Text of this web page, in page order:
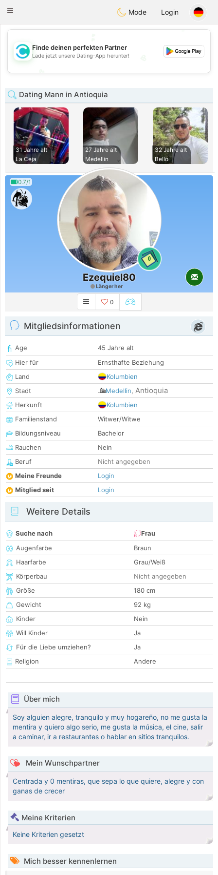
olombiaCitas
Toggle
Mode Login
💕
Finde deinen perfekten Partner
Lade jetzt unsere Dating-App herunter!
Dating Mann in Antioquia
31 Jahre alt
La Ceja
27 Jahre alt
Medellin
32 Jahre alt
Bello
0.7/1
0
Ezequiel80
Länger her
0
Mitgliedsinformationen
Age
45 Jahre alt
Hier für
Ernsthafte Beziehung
Land
Kolumbien
Stadt
Medellin, Antioquia
Herkunft
Kolumbien
Familienstand
Witwer/Witwe
Bildungsniveau
Bachelor
Rauchen
Nein
Beruf
Nicht angegeben
Meine Freunde
Login
Mitglied seit
Login
Weitere Details
Suche nach
Frau
Augenfarbe
Braun
Haarfarbe
Grau/Weiß
Körperbau
Nicht angegeben
Größe
180 cm
Gewicht
92 kg
Kinder
Nein
Will Kinder
Ja
Für die Liebe umziehen?
Ja
Religion
Andere
Über mich
Soy alguien alegre, tranquilo y muy hogareño, no me gusta la
mentira y quiero algo serio, me gusta la música, el cine, salir
a caminar, ir a restaurantes o hablar en sitios tranquilos.
Mein Wunschpartner
Centrada y 0 mentiras, que sepa lo que quiere, alegre y con
ganas de crecer
Meine Kriterien
Keine Kriterien gesetzt
Mich besser kennenlernen